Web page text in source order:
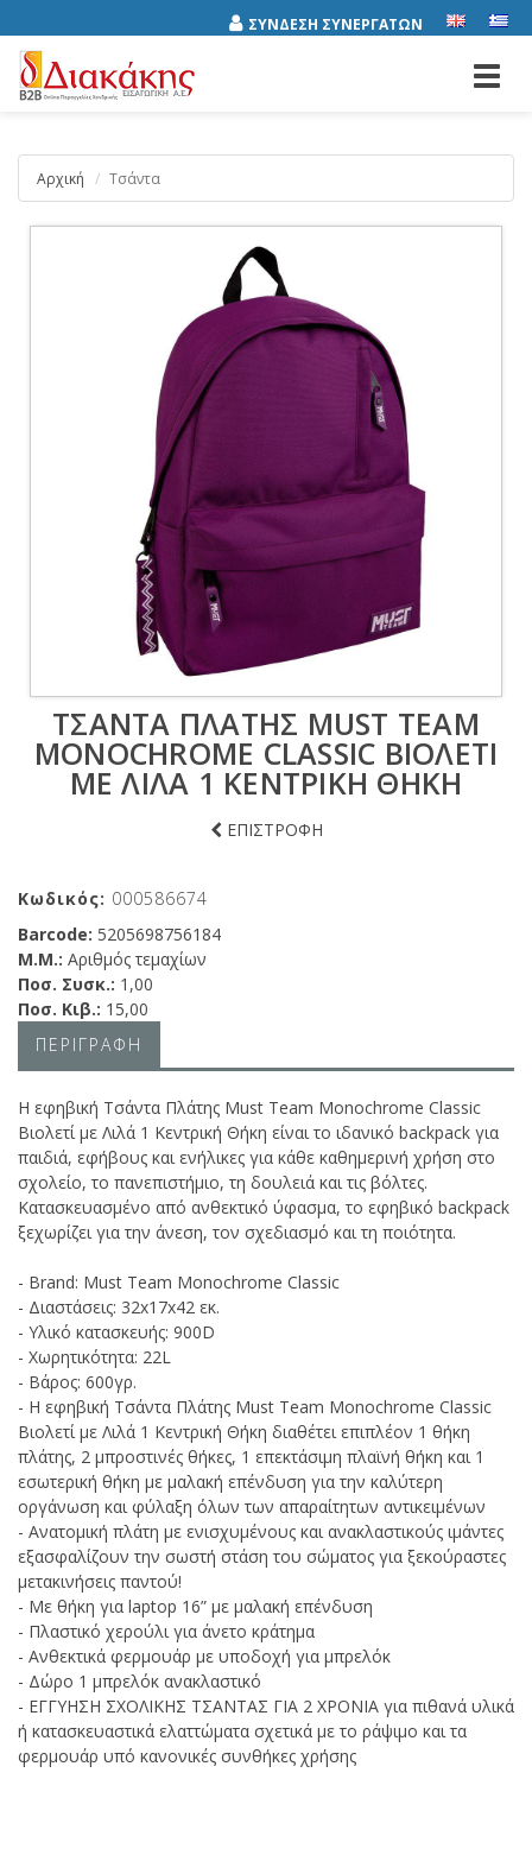
ΣΥΝΔΕΣΗ ΣΥΝΕΡΓΑΤΩΝ
Αρχική Τσάντα
ΤΣΆΝΤΑ ΠΛΆΤΗΣ MUST TEAM
MONOCHROME CLASSIC ΒΙΟΛΕΤΊ
ΜΕ ΛΙΛΆ 1 ΚΕΝΤΡΙΚΉ ΘΉΚΗ
ΕΠΙΣΤΡΟΦΗ
Κωδικός: 000586674
Barcode: 5205698756184
Μ.Μ.: Αριθμός τεμαχίων
Ποσ. Συσκ.: 1,00
Ποσ. Κιβ.: 15,00
ΠΕΡΙΓΡΑΦΗ
Η εφηβική Τσάντα Πλάτης Must Team Monochrome Classic
Βιολετί με Λιλά 1 Κεντρική Θήκη είναι το ιδανικό backpack για
παιδιά, εφήβους και ενήλικες για κάθε καθημερινή χρήση στο
σχολείο, το πανεπιστήμιο, τη δουλειά και τις βόλτες.
Κατασκευασμένο από ανθεκτικό ύφασμα, το εφηβικό backpack
ξεχωρίζει για την άνεση, τον σχεδιασμό και τη ποιότητα.
- Brand: Must Team Monochrome Classic
- Διαστάσεις: 32x17x42 εκ.
- Υλικό κατασκευής: 900D
- Χωρητικότητα: 22L
- Βάρος: 600γρ.
- Η εφηβική Τσάντα Πλάτης Must Team Monochrome Classic
Βιολετί με Λιλά 1 Κεντρική Θήκη διαθέτει επιπλέον 1 θήκη
πλάτης, 2 μπροστινές θήκες, 1 επεκτάσιμη πλαϊνή θήκη και 1
εσωτερική θήκη με μαλακή επένδυση για την καλύτερη
οργάνωση και φύλαξη όλων των απαραίτητων αντικειμένων
- Ανατομική πλάτη με ενισχυμένους και ανακλαστικούς ιμάντες
εξασφαλίζουν την σωστή στάση του σώματος για ξεκούραστες
μετακινήσεις παντού!
- Με θήκη για laptop 16” με μαλακή επένδυση
- Πλαστικό χερούλι για άνετο κράτημα
- Ανθεκτικά φερμουάρ με υποδοχή για μπρελόκ
- Δώρο 1 μπρελόκ ανακλαστικό
- ΕΓΓΥΗΣΗ ΣΧΟΛΙΚΗΣ ΤΣΑΝΤΑΣ ΓΙΑ 2 ΧΡΟΝΙΑ για πιθανά υλικά
ή κατασκευαστικά ελαττώματα σχετικά με το ράψιμο και τα
φερμουάρ υπό κανονικές συνθήκες χρήσης